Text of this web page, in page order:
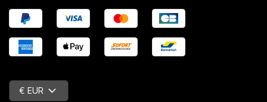
€ EUR